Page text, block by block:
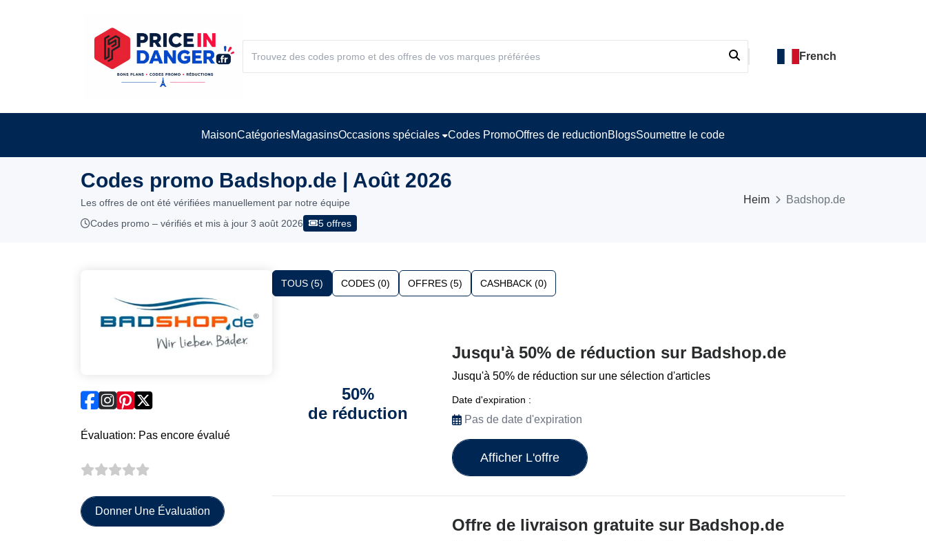
French
MaisonCatégoriesMagasinsOccasions spéciales Codes PromoOffres de reductionBlogsSoumettre le code
Codes promo Badshop.de | Août 2026
Les offres de ont été vérifiées manuellement par notre équipe
Codes promo – vérifiés et mis à jour 3 août 2026
5 offres
Heim Badshop.de
Évaluation: Pas encore évalué
Donner Une Évaluation
TOUS (5) CODES (0) OFFRES (5) CASHBACK (0)
50%
de réduction
Jusqu'à 50% de réduction sur Badshop.de
Jusqu'à 50% de réduction sur une sélection d'articles
Date d'expiration :
Pas de date d'expiration
Afficher L'offre
Offre de livraison gratuite sur Badshop.de